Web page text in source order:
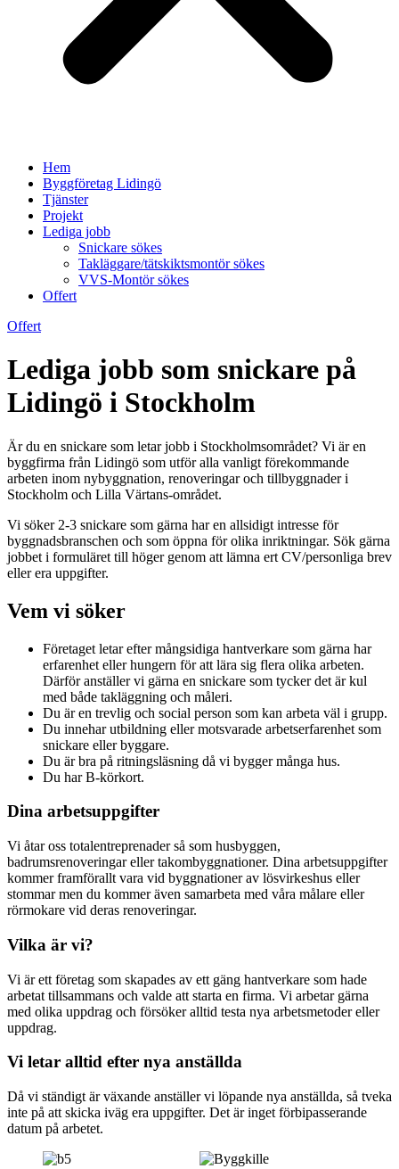
Hem
Byggföretag Lidingö
Tjänster
Projekt
Lediga jobb
Snickare sökes
Takläggare/tätskiktsmontör sökes
VVS-Montör sökes
Offert
Offert
Lediga jobb som snickare på
Lidingö i Stockholm
Är du en snickare som letar jobb i Stockholmsområdet? Vi är en
byggfirma från Lidingö som utför alla vanligt förekommande
arbeten inom nybyggnation, renoveringar och tillbyggnader i
Stockholm och Lilla Värtans-området.
Vi söker 2-3 snickare som gärna har en allsidigt intresse för
byggnadsbranschen och som öppna för olika inriktningar. Sök gärna
jobbet i formuläret till höger genom att lämna ert CV/personliga brev
eller era uppgifter.
Vem vi söker
Företaget letar efter mångsidiga hantverkare som gärna har
erfarenhet eller hungern för att lära sig flera olika arbeten.
Därför anställer vi gärna en snickare som tycker det är kul
med både takläggning och måleri.
Du är en trevlig och social person som kan arbeta väl i grupp.
Du innehar utbildning eller motsvarade arbetserfarenhet som
snickare eller byggare.
Du är bra på ritningsläsning då vi bygger många hus.
Du har B-körkort.
Dina arbetsuppgifter
Vi åtar oss totalentreprenader så som husbyggen,
badrumsrenoveringar eller takombyggnationer. Dina arbetsuppgifter
kommer framförallt vara vid byggnationer av lösvirkeshus eller
stommar men du kommer även samarbeta med våra målare eller
rörmokare vid deras renoveringar.
Vilka är vi?
Vi är ett företag som skapades av ett gäng hantverkare som hade
arbetat tillsammans och valde att starta en firma. Vi arbetar gärna
med olika uppdrag och försöker alltid testa nya arbetsmetoder eller
uppdrag.
Vi letar alltid efter nya anställda
Då vi ständigt är växande anställer vi löpande nya anställda, så tveka
inte på att skicka iväg era uppgifter. Det är inget förbipasserande
datum på arbetet.